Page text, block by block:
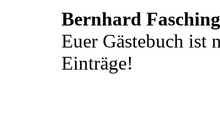
Bernhard Fasching
Euer Gästebuch ist
Einträge!